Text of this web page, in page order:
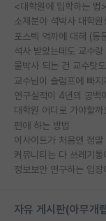
<대학원에 입학하는 법>
소재분야 석박사 대학
석사 받았는데도 교수랑
물박사 되는 건 교수탓
교수님이 슬럼프에 빠지
연구실적이 4년의 공백
대학원 어디로 가야할까
편애 하는 방법
이사이트가 처음엔 정말
커뮤니티는 다 쓰레기통
자유 게시판(아무개